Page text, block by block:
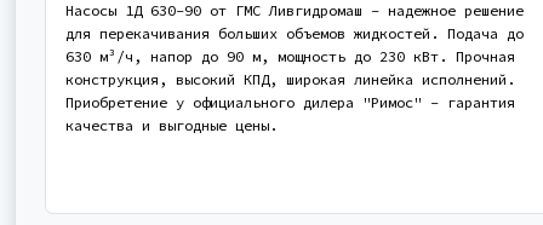
Насосы 1Д 630-90 от ГМС Ливгидромаш - надежное решение
для перекачивания больших объемов жидкостей. Подача до
630 м³/ч, напор до 90 м, мощность до 230 кВт. Прочная
конструкция, высокий КПД, широкая линейка исполнений.
Приобретение у официального дилера "Римос" - гарантия
качества и выгодные цены.